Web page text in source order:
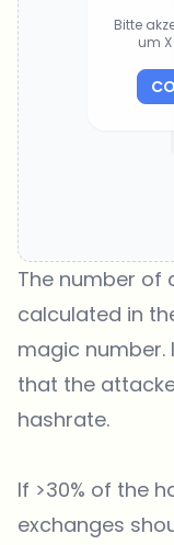
Bitte
um
The number of
calculated in
magic number.
that the
hashrate.
If >30% of the
exchanges